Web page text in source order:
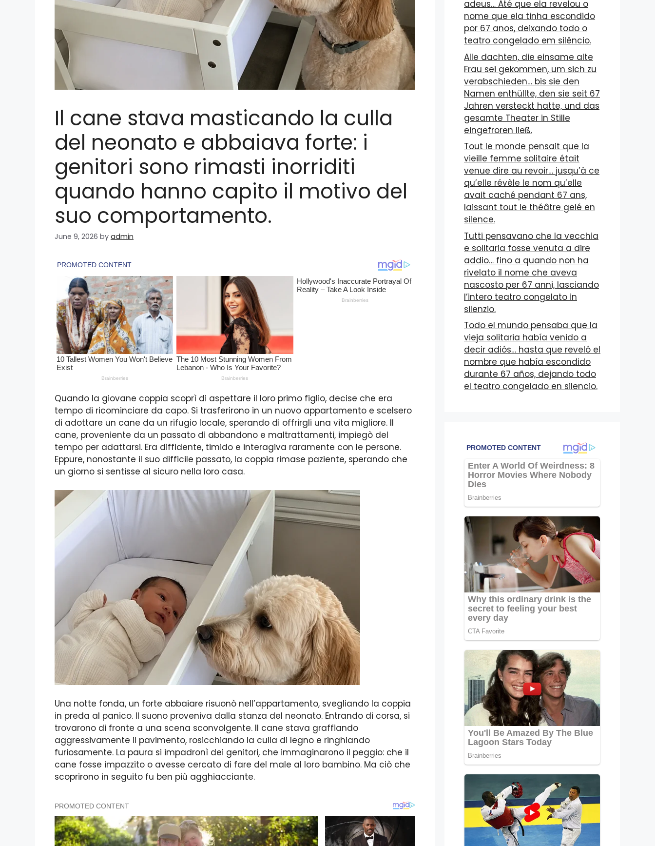
Il cane stava masticando la culla
del neonato e abbaiava forte: i
genitori sono rimasti inorriditi
quando hanno capito il motivo del
suo comportamento.
June 9, 2026 by admin
Quando la giovane coppia scoprì di aspettare il loro primo figlio, decise che era
tempo di ricominciare da capo. Si trasferirono in un nuovo appartamento e scelsero
di adottare un cane da un rifugio locale, sperando di offrirgli una vita migliore. Il
cane, proveniente da un passato di abbandono e maltrattamenti, impiegò del
tempo per adattarsi. Era diffidente, timido e interagiva raramente con le persone.
Eppure, nonostante il suo difficile passato, la coppia rimase paziente, sperando che
un giorno si sentisse al sicuro nella loro casa.
Una notte fonda, un forte abbaiare risuonò nell’appartamento, svegliando la coppia
in preda al panico. Il suono proveniva dalla stanza del neonato. Entrando di corsa, si
trovarono di fronte a una scena sconvolgente. Il cane stava graffiando
aggressivamente il pavimento, rosicchiando la culla di legno e ringhiando
furiosamente. La paura si impadronì dei genitori, che immaginarono il peggio: che il
cane fosse impazzito o avesse cercato di fare del male al loro bambino. Ma ciò che
scoprirono in seguito fu ben più agghiacciante.
adeus… Até que ela revelou o
nome que ela tinha escondido
por 67 anos, deixando todo o
teatro congelado em silêncio.
Alle dachten, die einsame alte
Frau sei gekommen, um sich zu
verabschieden… bis sie den
Namen enthüllte, den sie seit 67
Jahren versteckt hatte, und das
gesamte Theater in Stille
eingefroren ließ.
Tout le monde pensait que la
vieille femme solitaire était
venue dire au revoir… jusqu’à ce
qu’elle révèle le nom qu’elle
avait caché pendant 67 ans,
laissant tout le théâtre gelé en
silence.
Tutti pensavano che la vecchia
e solitaria fosse venuta a dire
addio… fino a quando non ha
rivelato il nome che aveva
nascosto per 67 anni, lasciando
l’intero teatro congelato in
silenzio.
Todo el mundo pensaba que la
vieja solitaria había venido a
decir adiós… hasta que reveló el
nombre que había escondido
durante 67 años, dejando todo
el teatro congelado en silencio.